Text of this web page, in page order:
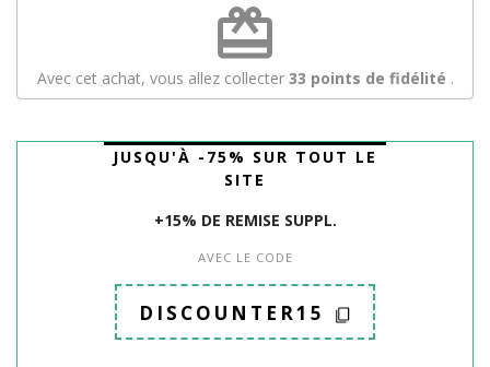
redeem
Avec cet achat, vous allez collecter 33 points de fidélité .
JUSQU'À -75% SUR TOUT LE
SITE
+15% DE REMISE SUPPL.
AVEC LE CODE
DISCOUNTER15